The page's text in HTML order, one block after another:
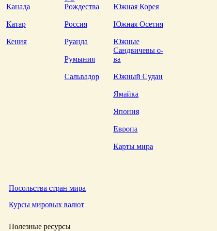
Канада
Катар
Кения
Рождества
Россия
Руанда
Румыния
Сальвадор
Южная Корея
Южная Осетия
Южные
Сандвичевы о-
ва
Южный Судан
Ямайка
Япония
Европа
Карты мира
Посольства стран мира
Курсы мировых валют
Полезные ресурсы